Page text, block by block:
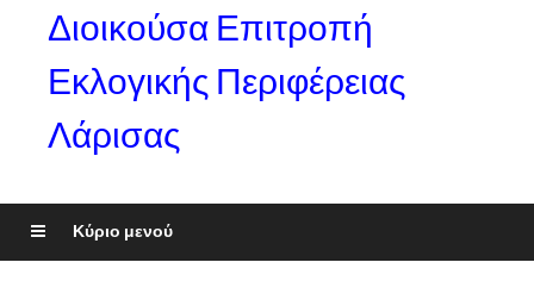
Διοικούσα Επιτροπή
Εκλογικής Περιφέρειας
Λάρισας
Κύριο μενού